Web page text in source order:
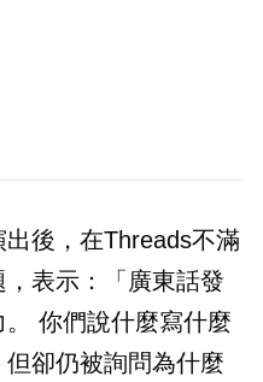
後，在Threads不滿
表示：「廣東話發
你們說什麼寫什麼
卻仍被詢問為什麼